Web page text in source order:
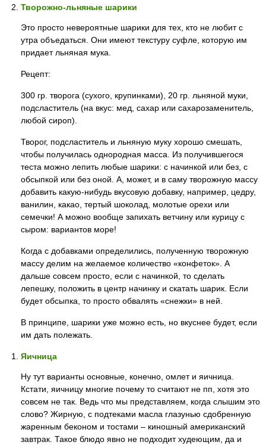
Творожно-льняные шарики
Это просто невероятные шарики для тех, кто не любит с
утра объедаться. Они имеют текстуру суфле, которую им
придает льняная мука.
Рецепт:
300 гр. творога (сухого, крупинками), 20 гр. льняной муки,
подсластитель (на вкус: мед, сахар или сахарозаменитель,
любой сироп).
Творог, подсластитель и льняную муку хорошо смешать,
чтобы получилась однородная масса. Из получившегося
теста можно лепить любые шарики: с начинкой или без, с
обсыпкой или без оной. А, может, и в саму творожную массу
добавить какую-нибудь вкусовую добавку, например, цедру,
ванилин, какао, тертый шоколад, молотые орехи или
семечки! А можно вообще запихать ветчину или курицу с
сыром: вариантов море!
Когда с добавками определились, полученную творожную
массу делим на желаемое количество «конфеток». А
дальше совсем просто, если с начинкой, то сделать
лепешку, положить в центр начинку и скатать шарик. Если
будет обсыпка, то просто обвалять «снежки» в ней.
В принципе, шарики уже можно есть, но вкуснее будет, если
им дать полежать.
Яичница
Ну тут варианты основные, конечно, омлет и яичница.
Кстати, яичницу многие почему то считают не пп, хотя это
совсем не так. Ведь что мы представляем, когда слышим это
слово? Жирную, с подтеками масла глазунью сдобренную
жаренным беконом и тостами – киношный американский
завтрак. Такое блюдо явно не подходит худеющим, да и